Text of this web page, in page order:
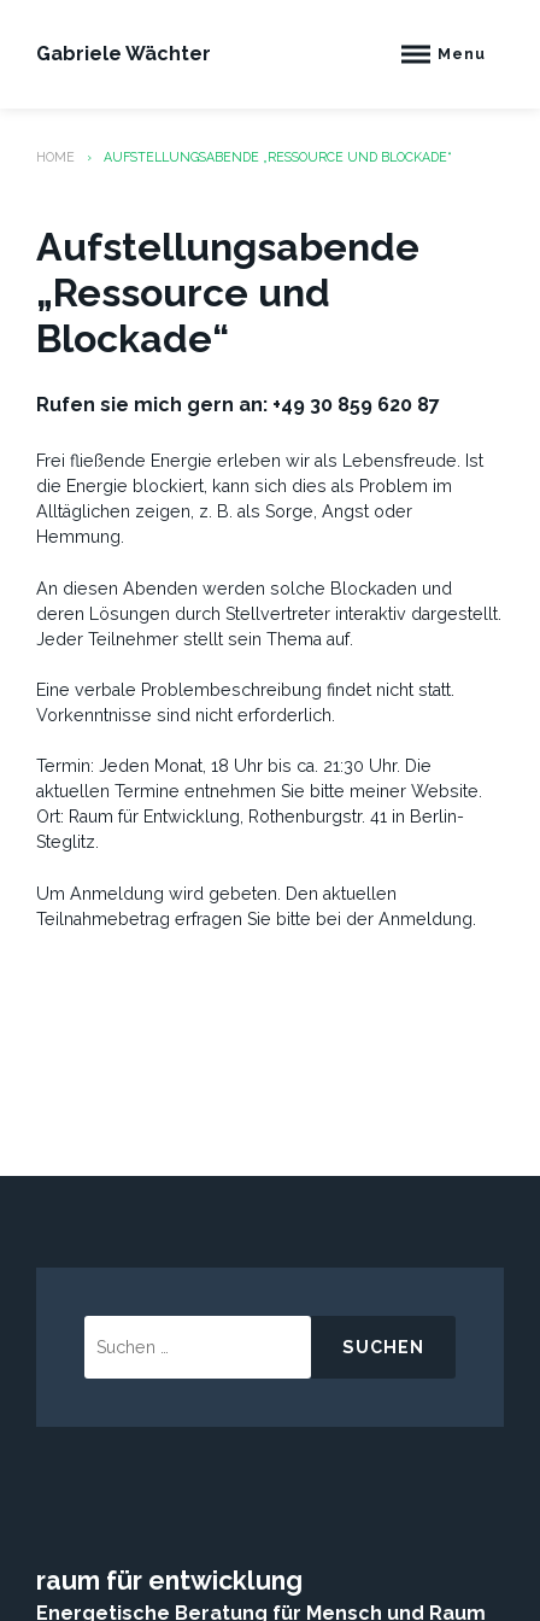
contentGabriele Wächter Menu
HOME AUFSTELLUNGSABENDE „RESSOURCE UND BLOCKADE“
Aufstellungsabende
„Ressource und
Blockade“
Rufen sie mich gern an: +49 30 859 620 87
Frei fließende Energie erleben wir als Lebensfreude. Ist
die Energie blockiert, kann sich dies als Problem im
Alltäglichen zeigen, z. B. als Sorge, Angst oder
Hemmung.
An diesen Abenden werden solche Blockaden und
deren Lösungen durch Stellvertreter interaktiv dargestellt.
Jeder Teilnehmer stellt sein Thema auf.
Eine verbale Problembeschreibung findet nicht statt.
Vorkenntnisse sind nicht erforderlich.
Termin: Jeden Monat, 18 Uhr bis ca. 21:30 Uhr. Die
aktuellen Termine entnehmen Sie bitte meiner Website.
Ort: Raum für Entwicklung, Rothenburgstr. 41 in Berlin-
Steglitz.
Um Anmeldung wird gebeten. Den aktuellen
Teilnahmebetrag erfragen Sie bitte bei der Anmeldung.
nach:
raum für entwicklung
Energetische Beratung für Mensch und Raum